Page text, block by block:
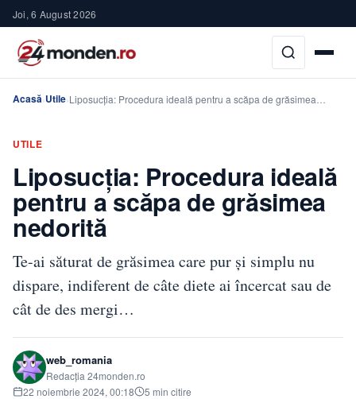
Joi, 6 August 2026
Acasă›Utile›Liposucția: Procedura ideală pentru a scăpa de grăsimea…
UTILE
Liposucția: Procedura ideală
pentru a scăpa de grăsimea
nedorită
Te-ai săturat de grăsimea care pur și simplu nu
dispare, indiferent de câte diete ai încercat sau de
cât de des mergi…
web_romania
Redacția 24monden.ro
22 noiembrie 2024, 00:18
5 min citire